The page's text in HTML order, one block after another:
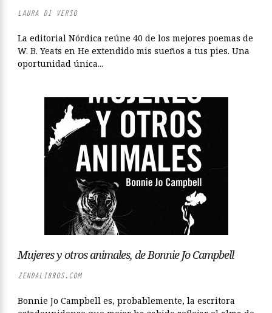
LAURA DI VERSO
La editorial Nórdica reúne 40 de los mejores poemas de
W. B. Yeats en He extendido mis sueños a tus pies. Una
oportunidad única...
Mujeres y otros animales, de Bonnie Jo Campbell
ZENDALIBROS.COM
Bonnie Jo Campbell es, probablemente, la escritora